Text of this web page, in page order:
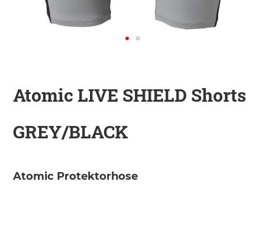
DAS IST INSIDER
Atomic LIVE SHIELD Shorts
GREY/BLACK
Atomic Protektorhose